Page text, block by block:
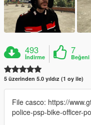
493
İndirme
7
Beğeni
5 üzerinden 5.0 yıldız (1 oy ile)
File casco: https://
police-psp-bike-officer-